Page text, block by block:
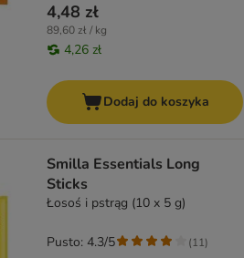
4,48 zł
89,60 zł / kg
4,26 zł
Dodaj do koszyka
Smilla Essentials Long
Sticks
Łosoś i pstrąg (10 x 5 g)
Pusto: 4.3/5 (11)